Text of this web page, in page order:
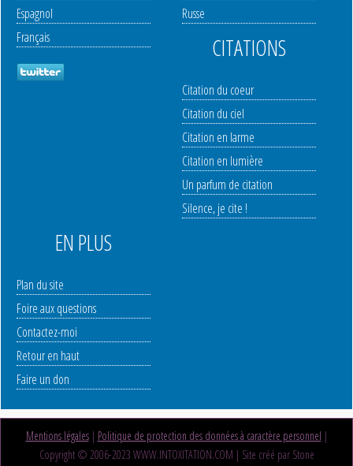
Espagnol
Français
Russe
CITATIONS
Citation du coeur
Citation du ciel
Citation en larme
Citation en lumière
Un parfum de citation
Silence, je cite !
EN PLUS
Plan du site
Foire aux questions
Contactez-moi
Retour en haut
Faire un don
Mentions légales| Politique de protection des données à caractère personnel |
Copyright © 2006-2023 WWW.INTOXITATION.COM | Site créé par Stone